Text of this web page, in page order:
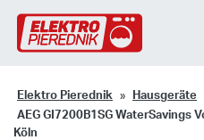
Elektro Pierednik Hausgeräte
AEG GI7200B1SG WaterSavings
Köln